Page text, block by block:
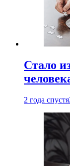
Стало
2 года спустя